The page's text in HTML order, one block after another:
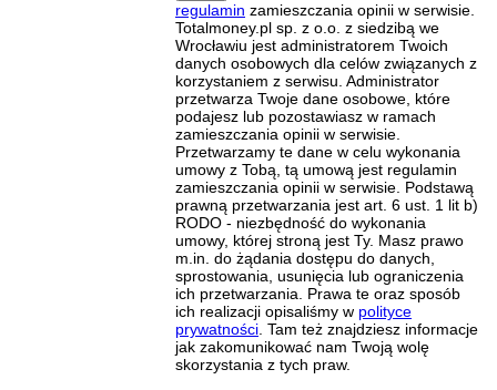
regulamin zamieszczania opinii w serwisie.
Totalmoney.pl sp. z o.o. z siedzibą we
Wrocławiu jest administratorem Twoich
danych osobowych dla celów związanych z
korzystaniem z serwisu. Administrator
przetwarza Twoje dane osobowe, które
podajesz lub pozostawiasz w ramach
zamieszczania opinii w serwisie.
Przetwarzamy te dane w celu wykonania
umowy z Tobą, tą umową jest regulamin
zamieszczania opinii w serwisie. Podstawą
prawną przetwarzania jest art. 6 ust. 1 lit b)
RODO - niezbędność do wykonania
umowy, której stroną jest Ty. Masz prawo
m.in. do żądania dostępu do danych,
sprostowania, usunięcia lub ograniczenia
ich przetwarzania. Prawa te oraz sposób
ich realizacji opisaliśmy w polityce
prywatności . Tam też znajdziesz informacje
jak zakomunikować nam Twoją wolę
skorzystania z tych praw.